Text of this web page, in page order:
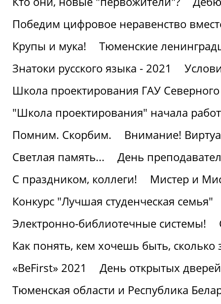
Победим цифровое неравенство
Крупы и мука!
Тюменские
Знатоки русского языка - 2021
Школа проектирования ГАУ
"Школа проектирования" начала
Помним. Скорбим.
Внимание!
Светлая память...
День
С праздником, коллеги!
Мистер и
Конкурс "Лучшая студенческая семья"
Электронно-библиотечные системы!
Как понять, кем хочешь быть, сколько
«BeFirst» 2021
День открытых
Тюменская области и Республика